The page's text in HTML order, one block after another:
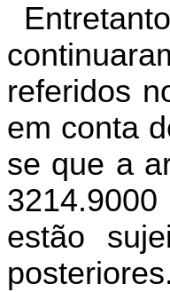
Entretanto
referidos
em conta
se que a
3214.9000
estão
posteriores.